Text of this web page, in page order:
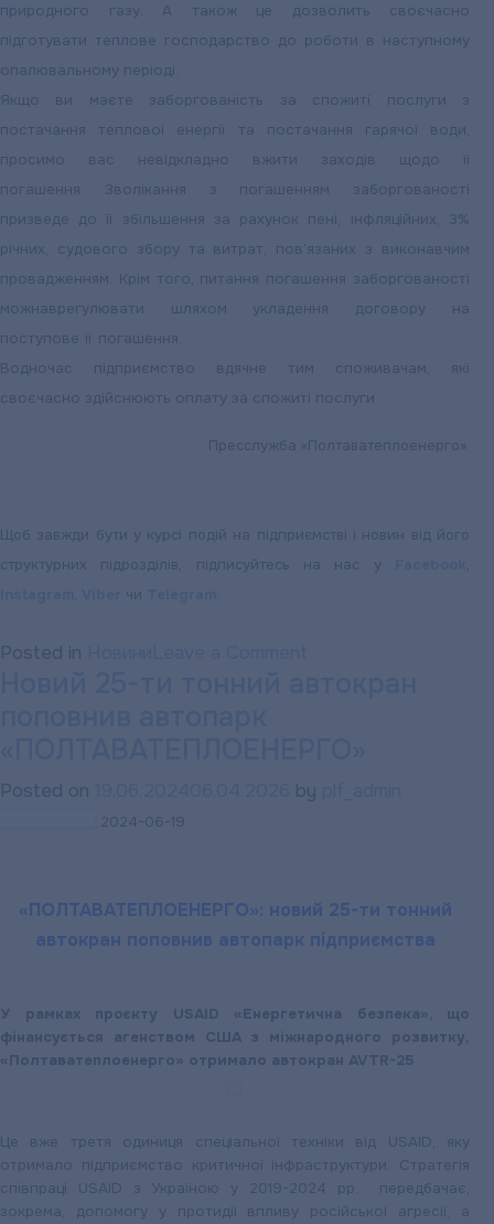
природного газу. А також це дозволить своєчасно
підготувати теплове господарство до роботи в наступному
опалювальному періоді.
Якщо ви маєте заборгованість за спожиті послуги з
постачання теплової енергії та постачання гарячої води,
просимо вас невідкладно вжити заходів щодо її
погашення.
Зволікання з погашенням заборгованості
призведе до її збільшення за рахунок пені, інфляційних, 3%
річних, судового збору та витрат, пов’язаних з виконавчим
провадженням. Крім того, питання погашення заборгованості
можнаврегулювати шляхом укладення договору на
поступове її погашення.
Водночас підприємство вдячне тим споживачам, які
своєчасно здійснюють оплату за спожиті послуги.
Пресслужба «Полтаватеплоенерго».
Щоб завжди бути у курсі подій на підприємстві і новин від його
структурних підрозділів, підписуйтесь на нас у
чи
Posted in
послуг
його
стабільного
Posted on by
2024-06-19
«ПОЛТАВАТЕПЛОЕНЕРГО»: новий 25-ти тонний
автокран поповнив автопарк підприємства
У рамках проєкту USAID «Енергетична безпека», що
фінансується агенством США з міжнародного розвитку,
«Полтаватеплоенерго» отримало автокран AVTR-25
Це вже третя одиниця спеціальної техніки від USAID, яку
отримало підприємство критичної інфраструктури. Стратегія
співпраці USAID
з Україною у 2019-2024 рр. передбачає,
зокрема, допомогу у протидії впливу російської агресії, а